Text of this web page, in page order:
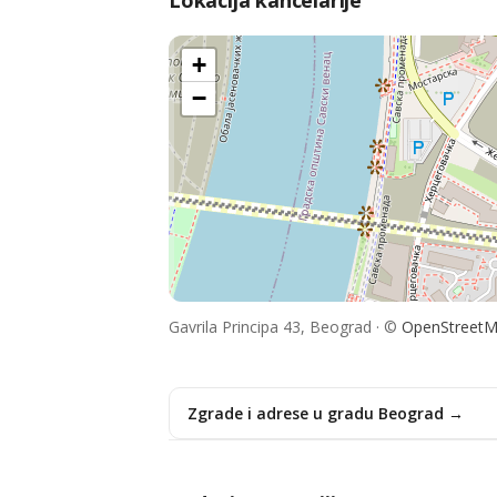
+
−
Gavrila Principa 43, Beograd · ©
Zgrade i adrese u gradu Beograd →